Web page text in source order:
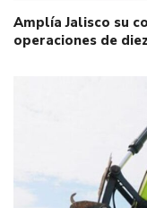
Amplía Jalisco su
operaciones de